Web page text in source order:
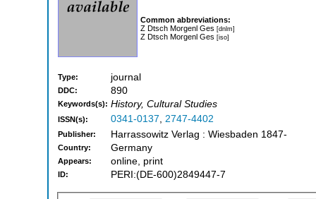
Common abbreviations:
Z Dtsch Morgenl Ges [dnlm]
Z Dtsch Morgenl Ges [iso]
Type: journal
DDC: 890
Keywords(s): History, Cultural Studies
ISSN(s): 0341-0137, 2747-4402
Publisher: Harrassowitz Verlag : Wiesbaden 1847-
Country: Germany
Appears: online, print
ID: PERI:(DE-600)2849447-7